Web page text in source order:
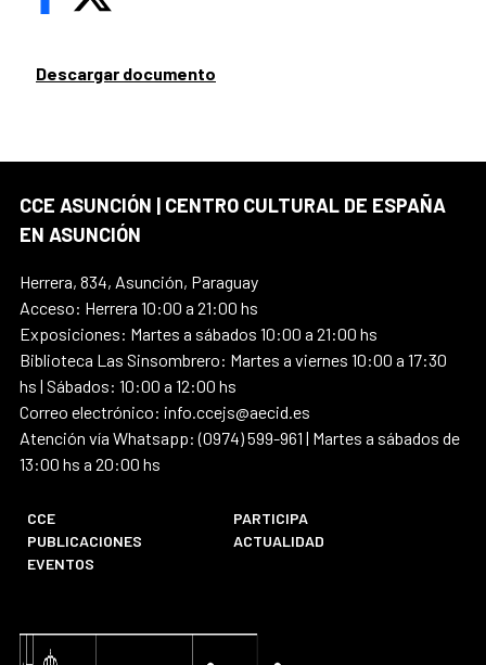
Descargar documento
CCE ASUNCIÓN | CENTRO CULTURAL DE ESPAÑA
EN ASUNCIÓN
Herrera, 834, Asunción, Paraguay
Acceso: Herrera 10:00 a 21:00 hs
Exposiciones: Martes a sábados 10:00 a 21:00 hs
Biblioteca Las Sinsombrero: Martes a viernes 10:00 a 17:30
hs | Sábados: 10:00 a 12:00 hs
Correo electrónico: info.ccejs@aecid.es
Atención vía Whatsapp: (0974) 599-961 | Martes a sábados de
13:00 hs a 20:00 hs
CCE
PARTICIPA
PUBLICACIONES
ACTUALIDAD
EVENTOS